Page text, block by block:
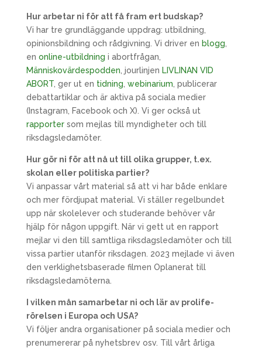
Hur arbetar ni för att få fram ert budskap?
Vi har tre grundläggande uppdrag: utbildning,
opinionsbildning och rådgivning. Vi driver en blogg
en online-utbildning i abortfrågan,
Människovärdespodden , jourlinjen LIVLINAN VID
ABORT, ger ut en tidning webinarium , publicerar
debattartiklar och är aktiva på sociala medier
(Instagram, Facebook och X). Vi ger också ut
rapportersom mejlas till myndigheter och till
riksdagsledamöter.
Hur gör ni för att nå ut till olika grupper, t.ex.
skolan eller politiska partier?
Vi anpassar vårt material så att vi har både enklare
och mer fördjupat material. Vi ställer regelbundet
upp när skolelever och studerande behöver vår
hjälp för någon uppgift. När vi gett ut en rapport
mejlar vi den till samtliga riksdagsledamöter och till
vissa partier utanför riksdagen. 2023 mejlade vi även
den verklighetsbaserade filmen Oplanerat till
riksdagsledamöterna.
I vilken mån samarbetar ni och lär av prolife-
rörelsen i Europa och USA?
Vi följer andra organisationer på sociala medier och
prenumererar på nyhetsbrev osv. Till vårt årliga